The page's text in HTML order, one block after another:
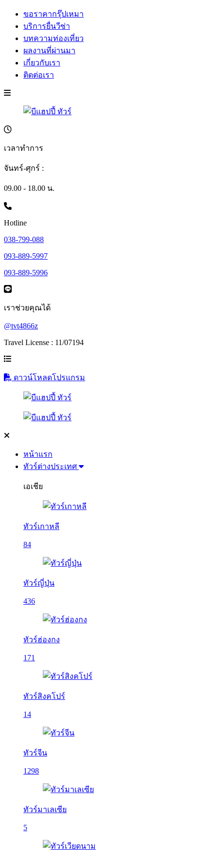
ขอราคากรุ๊ปเหมา
บริการยื่นวีซ่า
บทความท่องเที่ยว
ผลงานที่ผ่านมา
เกี่ยวกับเรา
ติดต่อเรา
เวลาทำการ
จันทร์-ศุกร์ :
09.00 - 18.00 น.
Hotline
038-799-088
093-889-5997
093-889-5996
เราช่วยคุณได้
@tvt4866z
Travel License : 11/07194
ดาวน์โหลดโปรแกรม
หน้าแรก
ทัวร์ต่างประเทศ
เอเชีย
ทัวร์เกาหลี
84
ทัวร์ญี่ปุ่น
436
ทัวร์ฮ่องกง
171
ทัวร์สิงคโปร์
14
ทัวร์จีน
1298
ทัวร์มาเลเซีย
5